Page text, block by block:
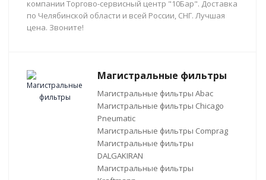
компании Торгово-сервисный центр "10Бар". Доставка
по Челябинской области и всей России, СНГ. Лучшая
цена. Звоните!
Магистральные фильтры
Магистральные фильтры Abac
Магистральные фильтры Chicago
Pneumatic
Магистральные фильтры Comprag
Магистральные фильтры
DALGAKIRAN
Магистральные фильтры